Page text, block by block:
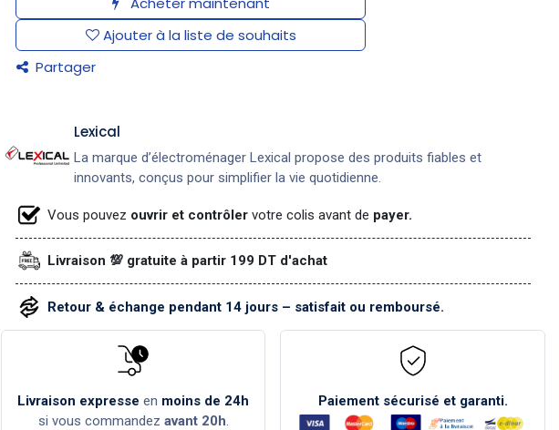
Ajouter à la liste de souhaits
Partager
Lexical
La marque d’électroménager Lexical propose des produits fiables et
innovants, conçus pour simplifier la vie quotidienne.
Vous pouvez ouvrir et contrôler votre colis avant de payer.
Livraison 💯 gratuite à partir 199 DT d'achat
Retour & échange pendant 14 jours – satisfait ou remboursé.
Livraison expresse en moins de 24h
si vous commandez avant 20h.
Paiement sécurisé et garanti.